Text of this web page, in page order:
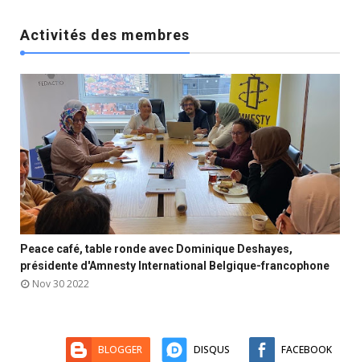
Activités des membres
  
Peace café, table ronde avec Dominique Deshayes,
présidente d'Amnesty International Belgique-francophone
Nov 30 2022

BLOGGER DISQUS FACEBOOK